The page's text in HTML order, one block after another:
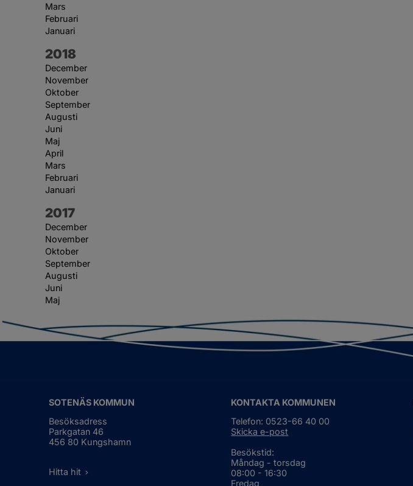
Mars
Februari
Januari
År:
2018
December
November
Oktober
September
Augusti
Juni
Maj
April
Mars
Februari
Januari
År:
2017
December
November
Oktober
September
Augusti
Juni
Maj
SOTENÄS KOMMUN
Besöksadress
Parkgatan 46
456 80 Kungshamn
Hitta hit
KONTAKTA KOMMUNEN
Telefon: 0523-66 40 00
Skicka e-post
Besökstid:
Måndag - torsdag
08:00 - 16:30
Fredag